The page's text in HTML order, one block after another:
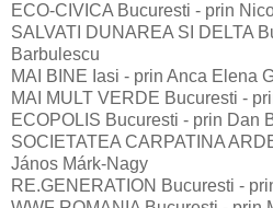
ECO-CIVICA Bucuresti - prin
SALVATI DUNAREA SI DELTA
Barbulescu
MAI BINE Iasi - prin Anca Elena
MAI MULT VERDE Bucuresti -
ECOPOLIS Bucuresti - prin Dan
SOCIETATEA CARPATINA
János Márk-Nagy
RE.GENERATION Bucuresti -